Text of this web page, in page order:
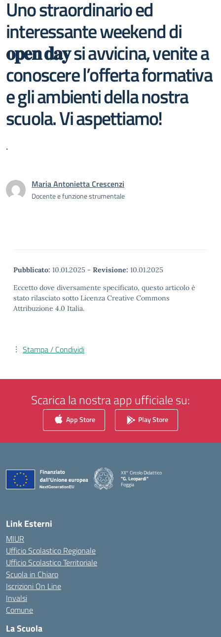
Uno straordinario ed
interessante weekend di
𝐨𝐩𝐞𝐧 𝐝𝐚𝐲 si avvicina, venite a
conoscere l’offerta formativa
e gli ambienti della nostra
scuola. Vi aspettiamo!
.
Maria Antonietta Crescenzi
Docente e funzione strumentale
Pubblicato: 10.01.2025 - Revisione: 10.01.2025
Eccetto dove diversamente specificato, questo articolo è
stato rilasciato sotto Licenza Creative Commons
Attribuzione 4.0 Italia.
Stampa / Condividi
Scarica la nostra app ufficiale su:
App Store Play Store
XII° Circolo Didattico
"G. Leopardi"
Foggia
— Visita la pagina iniziale della scuola
Link Esterni
MIUR
Ufficio Scolastico Regionale
Ufficio Scolastico Territoriale
Scuola in Chiaro
Iscrizioni On Line
Invalsi
Comune
La Scuola